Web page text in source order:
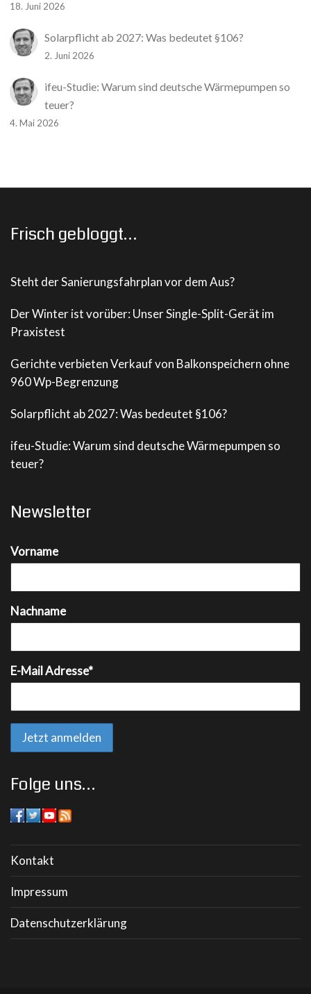
18. Juni 2026
Solarpflicht ab 2027: Was bedeutet §106?
2. Juni 2026
ifeu-Studie: Warum sind deutsche Wärmepumpen so
teuer?
4. Mai 2026
Frisch gebloggt…
Steht der Sanierungsfahrplan vor dem Aus?
Der Winter ist vorüber: Unser Single-Split-Gerät im
Praxistest
Gerichte verbieten Verkauf von Balkonspeichern ohne
960 Wp-Begrenzung
Solarpflicht ab 2027: Was bedeutet §106?
ifeu-Studie: Warum sind deutsche Wärmepumpen so
teuer?
Newsletter
Vorname
Nachname
E-Mail Adresse*
Folge uns…
Kontakt
Impressum
Datenschutzerklärung